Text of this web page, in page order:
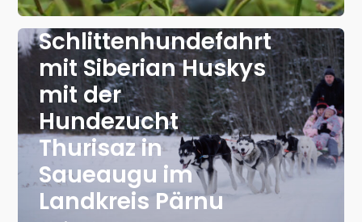
Schlittenhundefahrt
mit Siberian Huskys
mit der
Hundezucht
Thurisaz in
Saueaugu im
Landkreis Pärnu